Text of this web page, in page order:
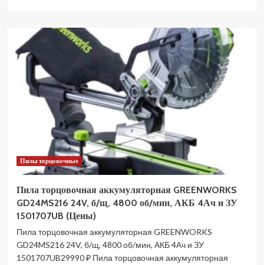
Пила
торцовочная
аккумуляторная
24V,
б/
щ,
4800
об/
мин,
АКБ
5Ач
и
1501707UG
(Цены)
Пилы торцовочные
Пила торцовочная аккумуляторная GREENWORKS
GD24MS216 24V, б/щ, 4800 об/мин, АКБ 4Ач и ЗУ
1501707UB (Цены)
Пила торцовочная аккумуляторная GREENWORKS
GD24MS216 24V, б/щ, 4800 об/мин, АКБ 4Ач и ЗУ
1501707UB29990 ₽ Пила торцовочная аккумуляторная